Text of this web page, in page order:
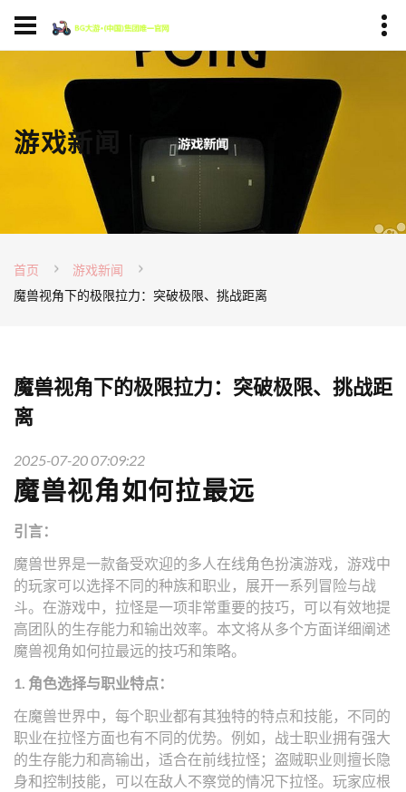
游戏新闻
首页
游戏新闻
魔兽视角下的极限拉力：突破极限、挑战距离
魔兽视角下的极限拉力：突破极限、挑战距
离
2025-07-20 07:09:22
魔兽视角如何拉最远
引言：
魔兽世界是一款备受欢迎的多人在线角色扮演游戏，游戏中
的玩家可以选择不同的种族和职业，展开一系列冒险与战
斗。在游戏中，拉怪是一项非常重要的技巧，可以有效地提
高团队的生存能力和输出效率。本文将从多个方面详细阐述
魔兽视角如何拉最远的技巧和策略。
1. 角色选择与职业特点：
在魔兽世界中，每个职业都有其独特的特点和技能，不同的
职业在拉怪方面也有不同的优势。例如，战士职业拥有强大
的生存能力和高输出，适合在前线拉怪；盗贼职业则擅长隐
身和控制技能，可以在敌人不察觉的情况下拉怪。玩家应根